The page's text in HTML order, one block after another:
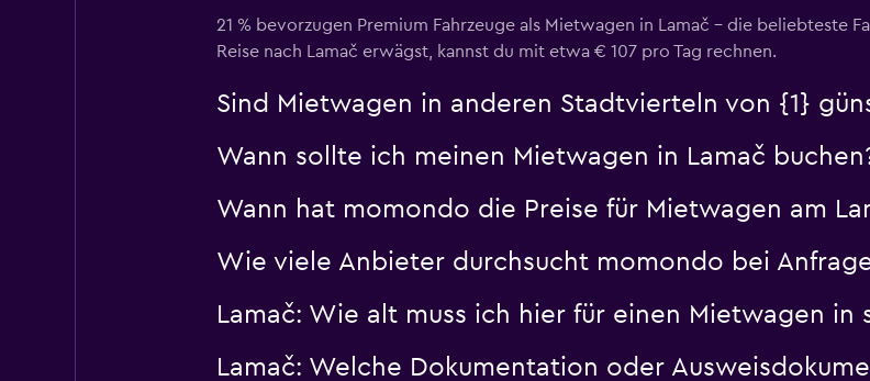
21 % bevorzugen Premium Fahrzeuge als Mietwagen in Lamač – die beliebteste
Reise nach Lamač erwägst, kannst du mit etwa € 107 pro Tag rechnen.
Sind Mietwagen in anderen Stadtvierteln von {1}
Wann sollte ich meinen Mietwagen in Lamač
Wann hat momondo die Preise für Mietwagen am
Wie viele Anbieter durchsucht momondo bei
Lamač: Wie alt muss ich hier für einen Mietwagen in
Lamač: Welche Dokumentation oder